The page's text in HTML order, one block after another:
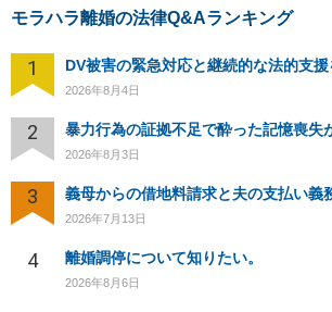
モラハラ離婚の法律Q&Aランキング
1 DV被害の緊急対応と継続的な法的支
2026年8月4日
2 暴力行為の証拠不足で酔った記憶喪失
2026年8月3日
3 義母からの借地料請求と夫の支払い義
2026年7月13日
4 離婚調停について知りたい。
2026年8月6日